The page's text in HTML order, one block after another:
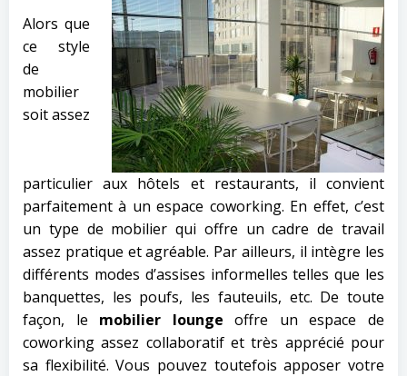
Alors que
ce style
de
mobilier
soit assez
particulier aux hôtels et restaurants, il convient
parfaitement à un espace coworking. En effet, c’est
un type de mobilier qui offre un cadre de travail
assez pratique et agréable. Par ailleurs, il intègre les
différents modes d’assises informelles telles que les
banquettes, les poufs, les fauteuils, etc. De toute
façon, le mobilier lounge offre un espace de
coworking assez collaboratif et très apprécié pour
sa flexibilité. Vous pouvez toutefois apposer votre